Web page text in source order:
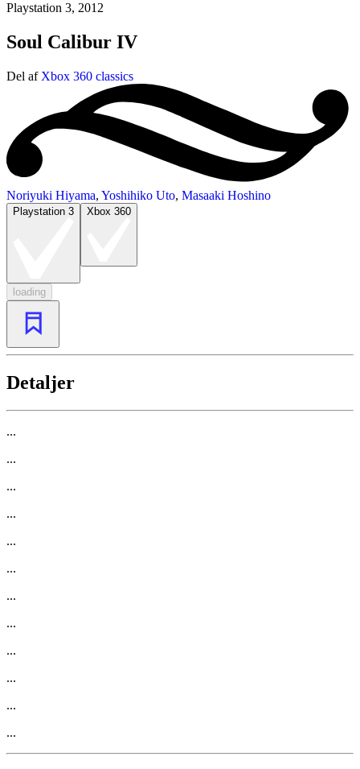
Playstation 3, 2012
Soul Calibur IV
Del af Xbox 360 classics
Noriyuki Hiyama, Yoshihiko Uto, Masaaki Hoshino
Playstation 3 Xbox 360
loading
Detaljer
...
...
...
...
...
...
...
...
...
...
...
...